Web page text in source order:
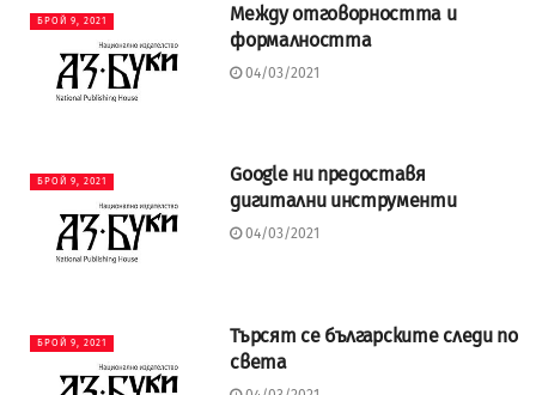
БРОЙ 9, 2021
Между отговорността и
формалността
04/03/2021
БРОЙ 9, 2021
Google ни предоставя
дигитални инструменти
04/03/2021
БРОЙ 9, 2021
Търсят се българските следи по
света